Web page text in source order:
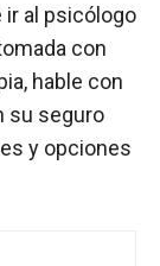
ir al psicólogo
con
hable con
su seguro
y opciones